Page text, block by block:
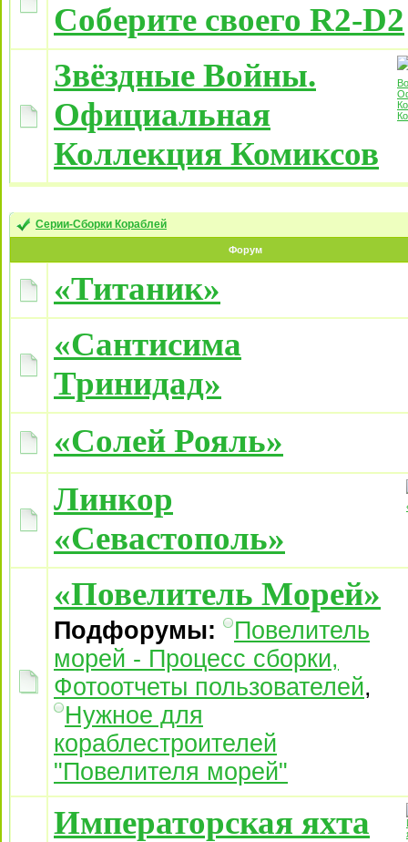
Соберите своего R2-D2
Звёздные Войны.
Официальная
Коллекция Комиксов
Серии-Сборки Кораблей
Форум
«Титаник»
«Сантисима
Тринидад»
«Солей Рояль»
Линкор
«Севастополь»
«Повелитель Морей»
Подфорумы:
Повелитель
морей - Процесс сборки,
Фотоотчеты пользователей,
Нужное для
кораблестроителей
"Повелителя морей"
Императорская яхта